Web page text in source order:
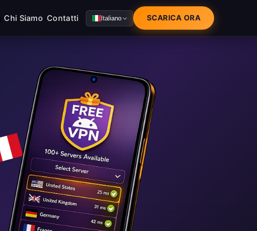
Chi Siamo Contatti Italiano SCARICA ORA